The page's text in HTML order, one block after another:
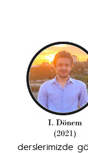
derslerimizde